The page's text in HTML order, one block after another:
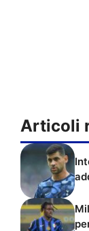
Articoli